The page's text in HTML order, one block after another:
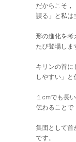
だからこそ，
誤る」と私は
形の進化を考
たび登場しま
キリンの首に
しやすい」と
１ cmでも長
伝わることで
集団として首
です。